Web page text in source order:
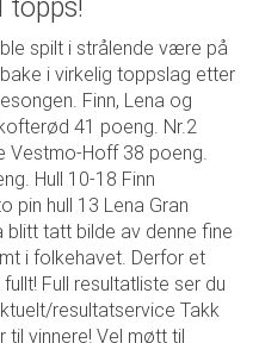
topps!
spilt i strålende være på
i virkelig toppslag etter
Finn, Lena og
41 poeng. Nr.2
Vestmo-Hoff 38 poeng.
Hull 10-18 Finn
pin hull 13 Lena Gran
blitt tatt bilde av denne fine
i folkehavet. Derfor et
Full resultatliste ser du
resultatservice Takk
vinnere! Vel møtt til